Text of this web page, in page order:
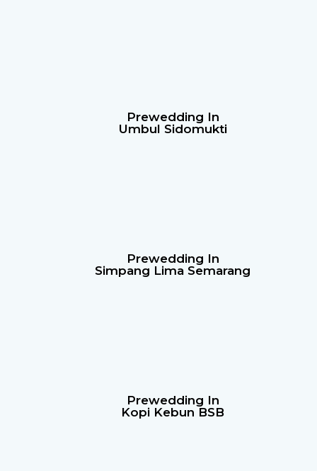
Prewedding In
Umbul Sidomukti
Prewedding In
Simpang Lima Semarang
Prewedding In
Kopi Kebun BSB